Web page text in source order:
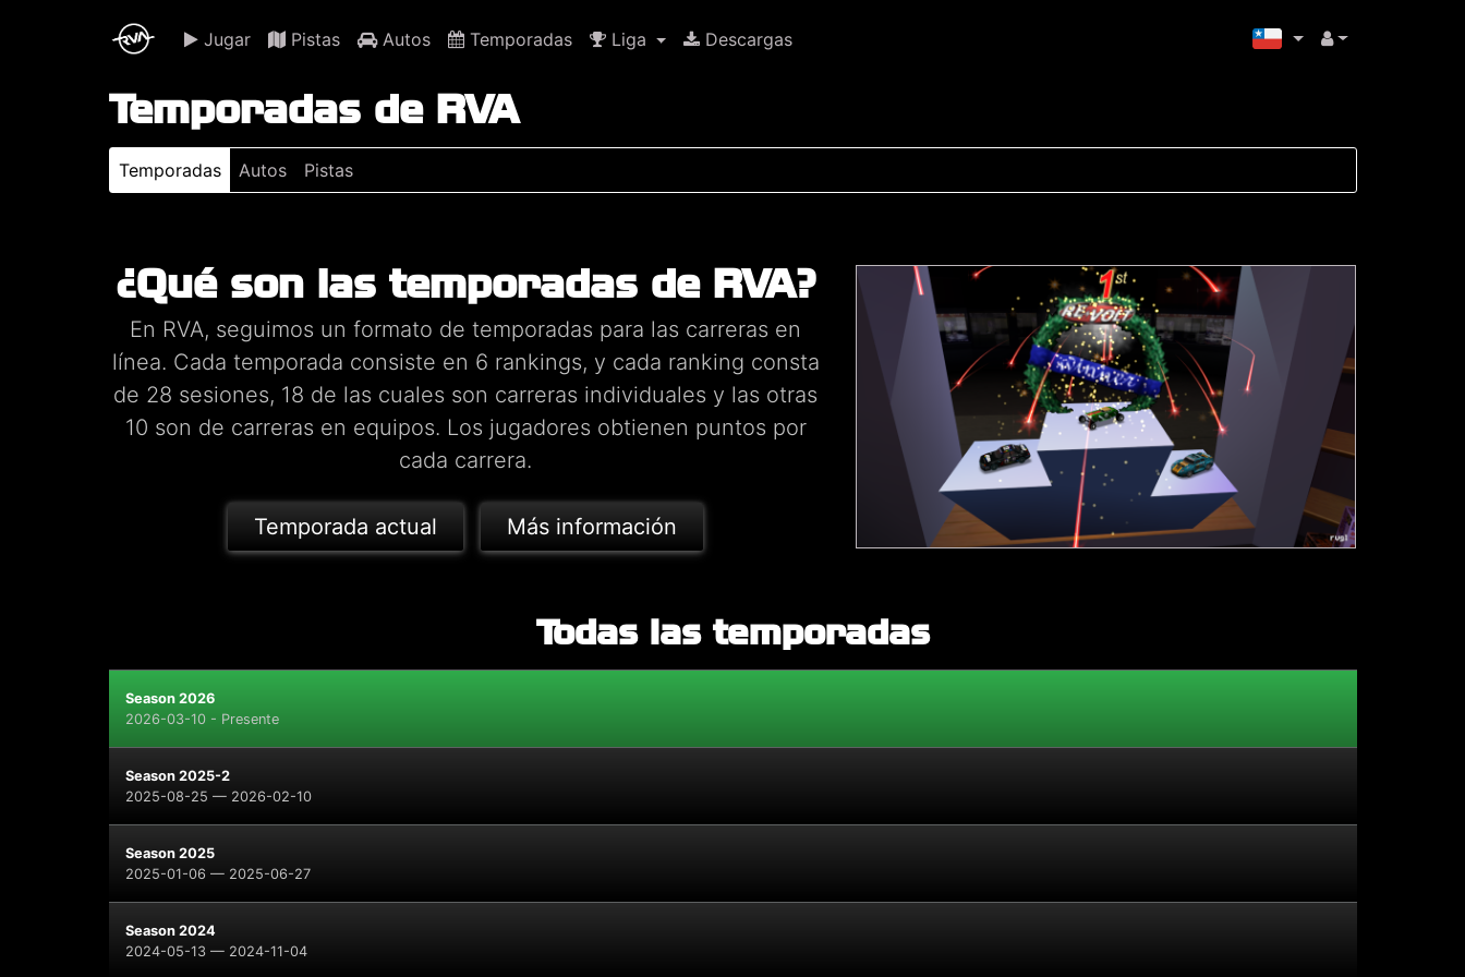
Jugar Pistas Autos Temporadas Liga Descargas
Temporadas de RVA
Temporadas Autos Pistas
¿Qué son las temporadas de RVA?
En RVA, seguimos un formato de temporadas para las carreras en
línea. Cada temporada consiste en 6 rankings, y cada ranking consta
de 28 sesiones, 18 de las cuales son carreras individuales y las otras
10 son de carreras en equipos. Los jugadores obtienen puntos por
cada carrera.
Temporada actual Más información
Todas las temporadas
Season 2026
2026-03-10 - Presente
Season 2025-2
2025-08-25 — 2026-02-10
Season 2025
2025-01-06 — 2025-06-27
Season 2024
2024-05-13 — 2024-11-04